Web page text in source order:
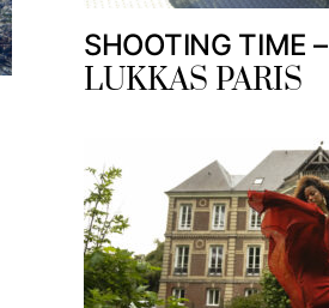
SHOOTING TIME –
LUKKAS PARIS